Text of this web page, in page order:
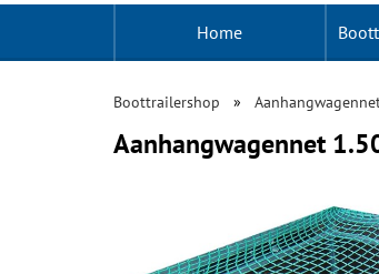
Home
Boottrailershop
Aanhangwagennet